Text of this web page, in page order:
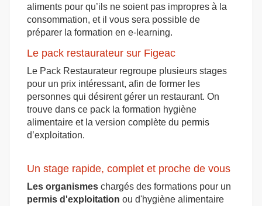
aliments pour qu’ils ne soient pas impropres à la
consommation, et il vous sera possible de
préparer la formation en e-learning.
Le pack restaurateur sur Figeac
Le Pack Restaurateur regroupe plusieurs stages
pour un prix intéressant, afin de former les
personnes qui désirent gérer un restaurant. On
trouve dans ce pack la formation hygiène
alimentaire et la version complète du permis
d’exploitation.
Un stage rapide, complet et proche de vous
Les organismes chargés des formations pour un
permis d'exploitation ou d'hygiène alimentaire